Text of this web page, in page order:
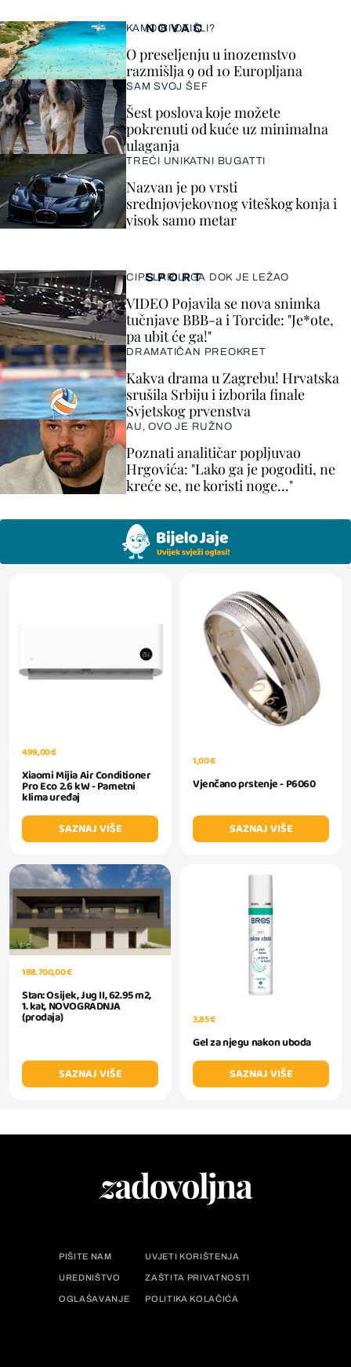
SPORT
CIPELARILI GA DOK JE LEŽAO
VIDEO Pojavila se nova snimka
tučnjave BBB-a i Torcide: "Je*ote,
pa ubit će ga!"
DRAMATIČAN PREOKRET
Kakva drama u Zagrebu! Hrvatska
srušila Srbiju i izborila finale
Svjetskog prvenstva
AU, OVO JE RUŽNO
Poznati analitičar popljuvao
Hrgovića: "Lako ga je pogoditi, ne
kreće se, ne koristi noge..."
NOVAC
KAMO BI OTIŠLI?
O preseljenju u inozemstvo
razmišlja 9 od 10 Europljana
SAM SVOJ ŠEF
Šest poslova koje možete
pokrenuti od kuće uz minimalna
ulaganja
TREĆI UNIKATNI BUGATTI
Nazvan je po vrsti
srednjovjekovnog viteškog konja i
visok samo metar
499,00 €
Xiaomi Mijia Air Conditioner
Pro Eco 2.6 kW - Pametni
klima uređaj
SAZNAJ VIŠE
1,00 €
Vjenčano prstenje - P6060
SAZNAJ VIŠE
188.700,00 €
Stan: Osijek, Jug II, 62.95 m2,
1. kat, NOVOGRADNJA
(prodaja)
SAZNAJ VIŠE
3,85 €
Gel za njegu nakon uboda
SAZNAJ VIŠE
PIŠITE NAM UVJETI KORIŠTENJA
UREDNIŠTVO ZAŠTITA PRIVATNOSTI
OGLAŠAVANJE POLITIKA KOLAČIĆA